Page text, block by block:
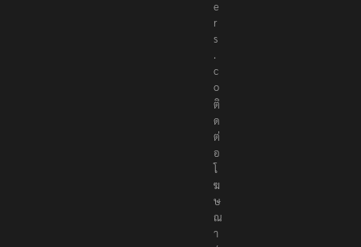
r
t
e
r
s
.
c
o
ติ
ด
ต่
อ
โ
ฆ
ษ